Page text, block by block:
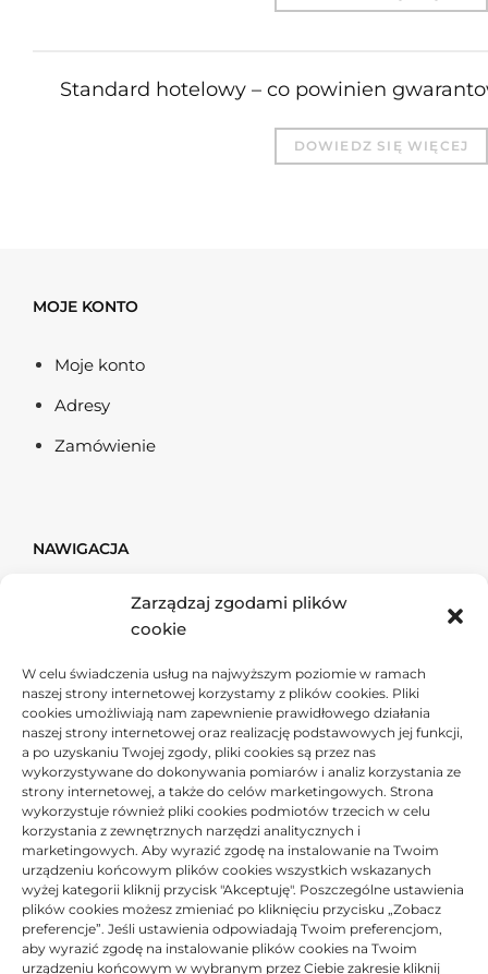
Zarządzaj zgodami plików
cookie
W celu świadczenia usług na najwyższym poziomie w ramach
naszej strony internetowej korzystamy z plików cookies. Pliki
cookies umożliwiają nam zapewnienie prawidłowego działania
naszej strony internetowej oraz realizację podstawowych jej funkcji,
a po uzyskaniu Twojej zgody, pliki cookies są przez nas
wykorzystywane do dokonywania pomiarów i analiz korzystania ze
strony internetowej, a także do celów marketingowych. Strona
wykorzystuje również pliki cookies podmiotów trzecich w celu
korzystania z zewnętrznych narzędzi analitycznych i
marketingowych. Aby wyrazić zgodę na instalowanie na Twoim
urządzeniu końcowym plików cookies wszystkich wskazanych
wyżej kategorii kliknij przycisk "Akceptuję". Poszczególne ustawienia
plików cookies możesz zmieniać po kliknięciu przycisku „Zobacz
preferencje”. Jeśli ustawienia odpowiadają Twoim preferencjom,
aby wyrazić zgodę na instalowanie plików cookies na Twoim
urządzeniu końcowym w wybranym przez Ciebie zakresie kliknij
Standard hotelowy – co powinien
DOWIEDZ SIĘ WIĘCEJ
MOJE KONTO
Moje konto
Adresy
Zamówienie
NAWIGACJA
Firma & Finanse
Ogród
Usługi
Przemysł
Moto
Tech
Sport & Turystyka
Uroda & Zdrowie
Lifestyle